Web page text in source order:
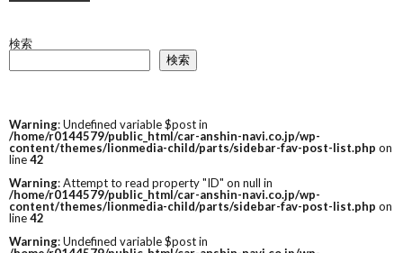
検索
検索
Warning: Undefined variable $post in
/home/r0144579/public_html/car-anshin-navi.co.jp/wp-
content/themes/lionmedia-child/parts/sidebar-fav-post-list.php on
line42
Warning: Attempt to read property "ID" on null in
/home/r0144579/public_html/car-anshin-navi.co.jp/wp-
content/themes/lionmedia-child/parts/sidebar-fav-post-list.php on
line42
Warning: Undefined variable $post in